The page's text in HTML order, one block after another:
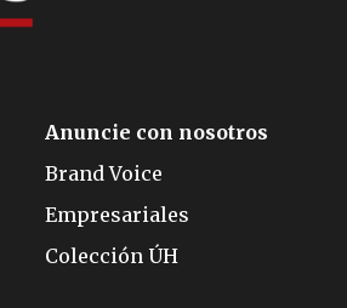
Anuncie con nosotros
Brand Voice
Empresariales
Colección ÚH